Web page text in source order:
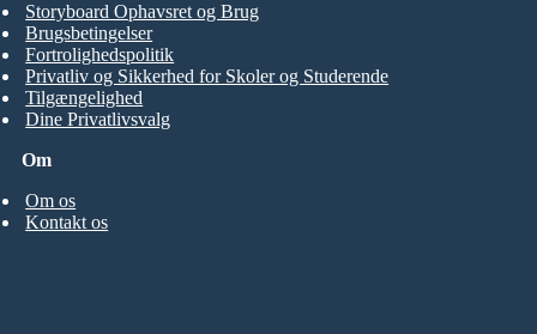
Om
Om os
Kontakt os
Storyboard Ophavsret og Brug
Brugsbetingelser
Fortrolighedspolitik
Privatliv og Sikkerhed for Skoler og Studerende
Tilgængelighed
Dine Privatlivsvalg